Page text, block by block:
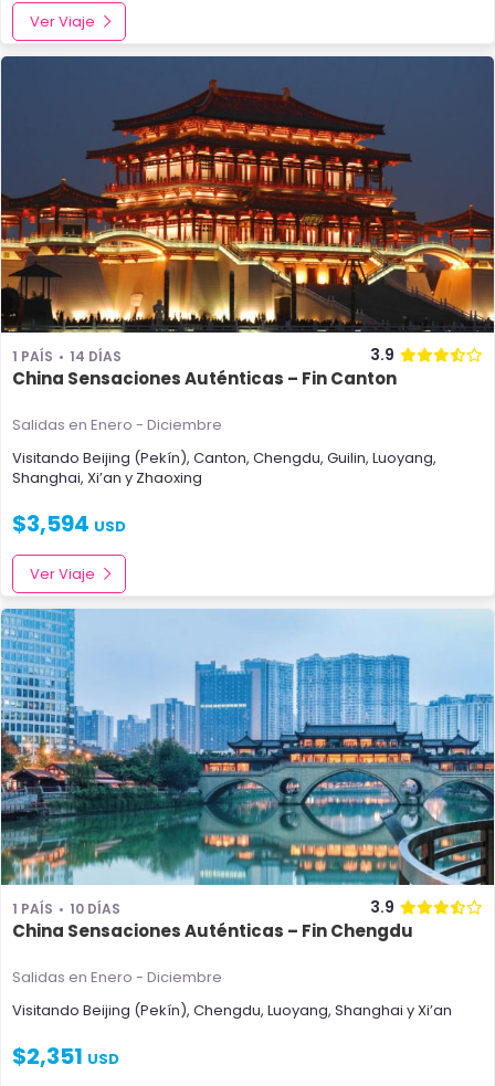
Ver Viaje
1 PAÍS 14 DÍAS 3.9
China Sensaciones Auténticas – Fin Canton
Salidas en Enero - Diciembre
Visitando Beijing (Pekín), Canton, Chengdu, Guilin, Luoyang,
Shanghai, Xi’an y Zhaoxing
$3,594 USD
Ver Viaje
1 PAÍS 10 DÍAS 3.9
China Sensaciones Auténticas – Fin Chengdu
Salidas en Enero - Diciembre
Visitando Beijing (Pekín), Chengdu, Luoyang, Shanghai yXi’an
$2,351 USD